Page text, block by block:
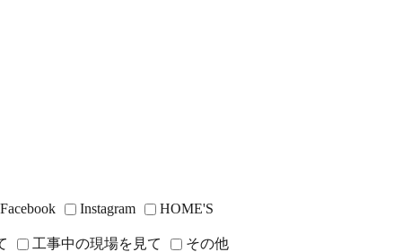
Facebook Instagram HOME'S
工事中の現場を見て その他